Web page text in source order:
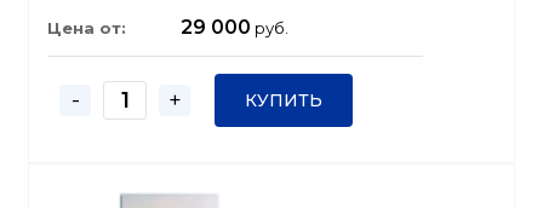
Цена от: 29 000 руб.
- + КУПИТЬ